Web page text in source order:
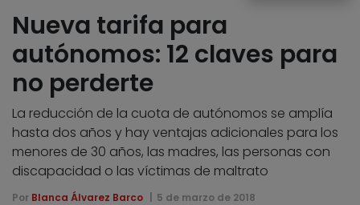
Nueva tarifa para
autónomos: 12 claves para
no perderte
La reducción de la cuota de autónomos se amplía
hasta dos años y hay ventajas adicionales para los
menores de 30 años, las madres, las personas con
discapacidad o las víctimas de maltrato
Por Blanca Álvarez Barco 5 de marzo de 2018